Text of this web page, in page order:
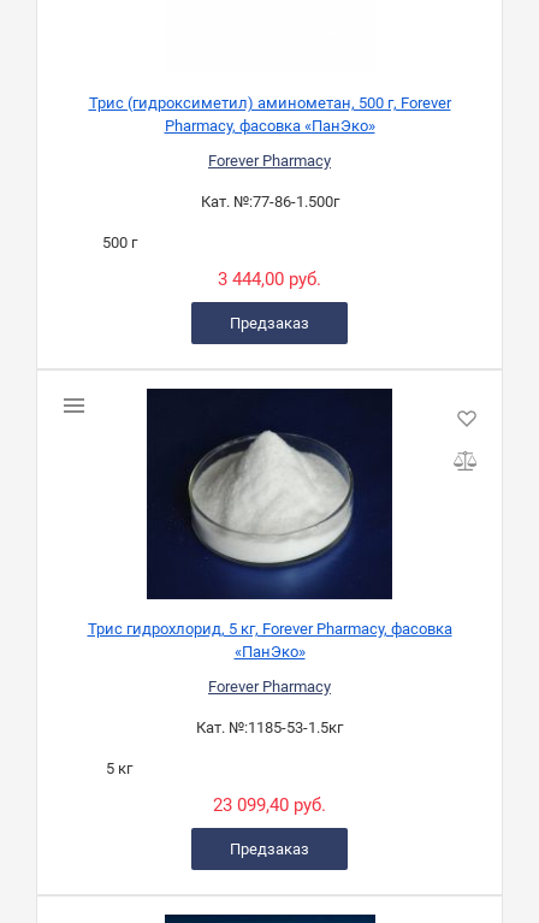
Трис (гидроксиметил) аминометан, 500 г, Forever
Pharmacy, фасовка «ПанЭко»
Forever Pharmacy
Кат. №:77-86-1.500г
500 г
3 444,00 руб.
Предзаказ
Трис гидрохлорид, 5 кг, Forever Pharmacy, фасовка
«ПанЭко»
Forever Pharmacy
Кат. №:1185-53-1.5кг
5 кг
23 099,40 руб.
Предзаказ